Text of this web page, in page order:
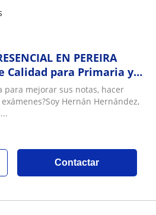
EN PEREIRA
Calidad para Primaria y
para mejorar sus notas, hacer
Hernán Hernández,
Contactar